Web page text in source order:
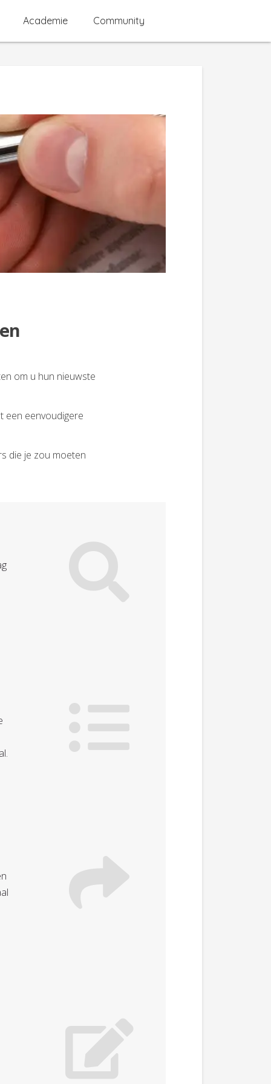
Academie Community
om u hun nieuwste
een eenvoudigere
die je zou moeten